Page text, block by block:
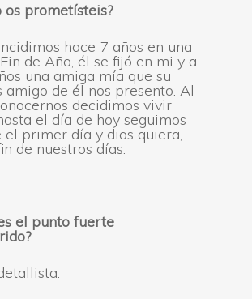
os prometísteis?
hace 7 años en una
de Año, él se fijó en mi y a
una amiga mía que su
amigo de él nos presento. Al
decidimos vivir
el día de hoy seguimos
el primer día y dios quiera,
de nuestros días.
el punto fuerte